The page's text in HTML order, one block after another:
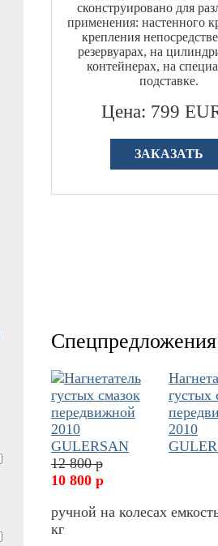
сконструировано для
применения: настенного
крепления
резервуарах, на
контейнерах, на
подставке.
Цена: 799
ЗАКАЗАТЬ
Спецпредложения
густых
2010
12 800 р
10 800 р
ручной на колесах
кг